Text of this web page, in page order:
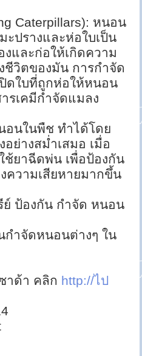
Caterpillars): หนอน
ปรางและห่อใบเป็น
งและก่อให้เกิดความ
ชีวิตของมัน การกำจัด
ดใบที่ถูกห่อให้หนอน
รเคมีกำจัดแมลง
อนในพืช ทำได้โดย
ย่างสม่ำเสมอ เมื่อ
ช้ยาฉีดพ่น เพื่อป้องกัน
ความเสียหายมากขึ้น
ย์ ป้องกัน กำจัด หนอน
กำจัดหนอนต่างๆ ใน
าด้า คลิก http://ไป